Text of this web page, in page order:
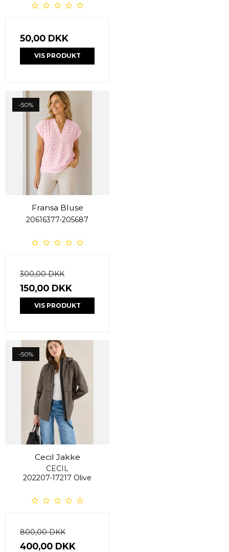
50,00 DKK
VIS PRODUKT
-50%
Fransa Bluse
20616377-205687
300,00 DKK
150,00 DKK
VIS PRODUKT
-50%
Cecil Jakke
CECIL
202207-17217 Olive
800,00 DKK
400,00 DKK